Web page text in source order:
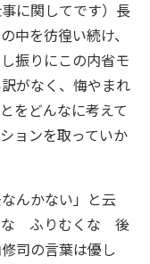
に関してです）長
中を彷徨い続け、
振りにこの内省モ
がなく、悔やまれ
をどんなに考えて
ョンを取っていか
んかない」と云
な ふりむくな 後
司の言葉は優し